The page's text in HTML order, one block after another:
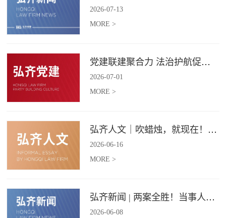
2026-07-13
MORE >
党建联建聚合力 法治护航促振兴 | 弘齐律所党支部与龙星村党委联合开展庆 “七一” 主题党日活动
2026-07-01
MORE >
弘齐人文｜吹蜡烛，就现在！弘齐第二季度生日会如约而至
2026-06-16
MORE >
弘齐新闻 | 两案全胜！当事人赠 “律法精湛 不负重托” 锦旗致谢
2026-06-08